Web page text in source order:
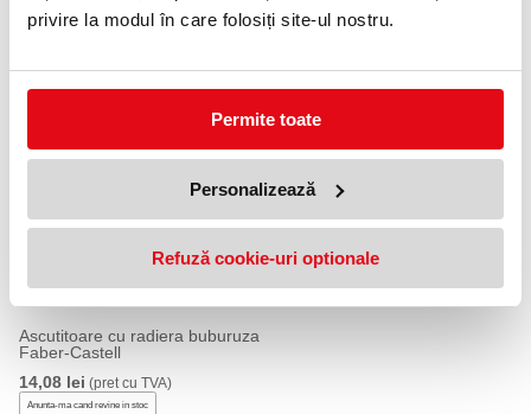
privire la modul în care folosiți site-ul nostru.
Permite toate
Personalizează
Refuză cookie-uri optionale
Clasa
Ascutitoare cu radiera buburuza
Faber-Castell
14,08 lei (pret cu TVA)
Anunta-ma cand revine in stoc